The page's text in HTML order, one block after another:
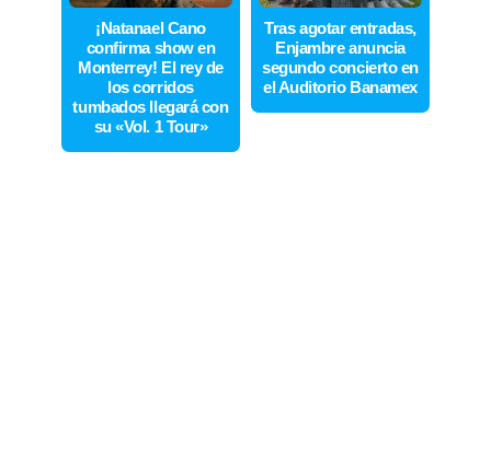
¡Natanael Cano
confirma show en
Monterrey! El rey de
los corridos
tumbados llegará con
su «Vol. 1 Tour»
Tras agotar entradas,
Enjambre anuncia
segundo concierto en
el Auditorio Banamex